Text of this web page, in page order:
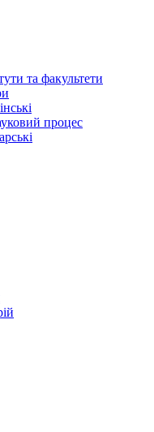
та факультети
процес